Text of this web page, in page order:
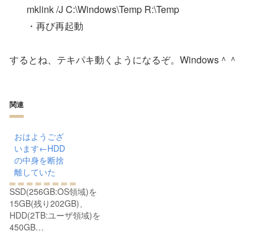
mklink /J C:\Windows\Temp R:\Temp
・再び再起動
するとね、テキパキ動くようになるぞ。Windows＾＾
関連
おはようござ
います←HDD
の中身を断捨
離していた
SSD(256GB:OS領域)を
15GB(残り202GB)、
HDD(2TB:ユーザ領域)を
450GB…